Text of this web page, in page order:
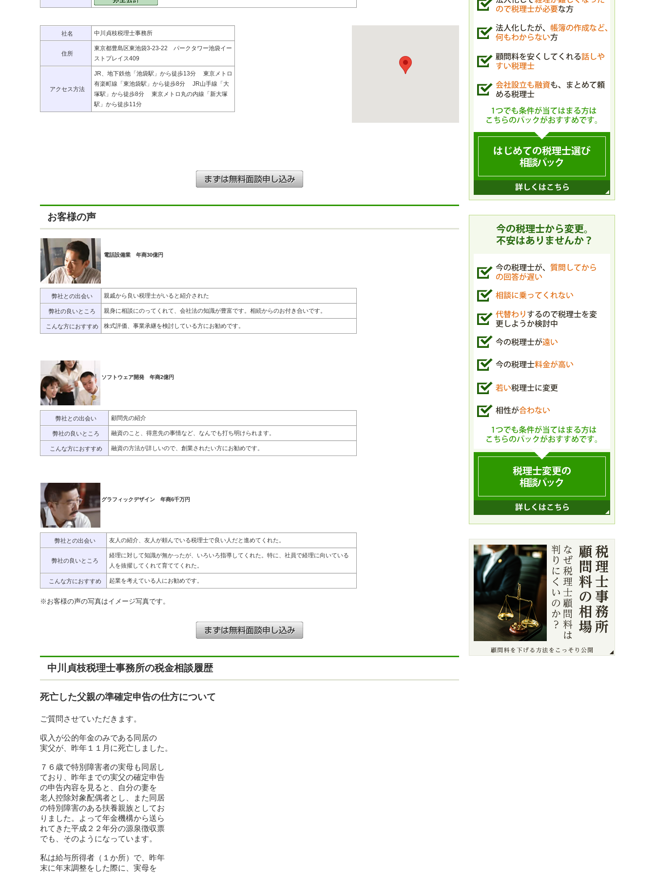
社名 中川貞枝税理士事務所
住所
東京都豊島区東池袋3-23-22 パークタワー池袋イー
ストプレイス409
アクセス方法
JR、地下鉄他「池袋駅」から徒歩13分 東京メトロ
有楽町線「東池袋駅」から徒歩8分 JR山手線「大
塚駅」から徒歩8分 東京メトロ丸の内線「新大塚
駅」から徒歩11分
お客様の声
電話設備業 年商30億円
弊社との出会い 親戚から良い税理士がいると紹介された
弊社の良いところ 親身に相談にのってくれて、会社法の知識が豊富です。相続からのお付き合いです。
こんな方におすすめ 株式評価、事業承継を検討している方にお勧めです。
ソフトウェア開発 年商2億円
弊社との出会い 顧問先の紹介
弊社の良いところ 融資のこと、得意先の事情など、なんでも打ち明けられます。
こんな方におすすめ 融資の方法が詳しいので、創業されたい方にお勧めです。
グラフィックデザイン 年商6千万円
弊社との出会い 友人の紹介、友人が頼んでいる税理士で良い人だと進めてくれた。
弊社の良いところ
経理に対して知識が無かったが、いろいろ指導してくれた。特に、社員で経理に向いている
人を抜擢してくれて育ててくれた。
こんな方におすすめ 起業を考えている人にお勧めです。
※お客様の声の写真はイメージ写真です。
中川貞枝税理士事務所の税金相談履歴
死亡した父親の準確定申告の仕方について
ご質問させていただきます。
収入が公的年金のみである同居の
実父が、昨年１１月に死亡しました。
７６歳で特別障害者の実母も同居し
ており、昨年までの実父の確定申告
の申告内容を見ると、自分の妻を
老人控除対象配偶者とし、また同居
の特別障害のある扶養親族としてお
りました。よって年金機構から送ら
れてきた平成２２年分の源泉徴収票
でも、そのようになっています。
私は給与所得者（１か所）で、昨年
末に年末調整をした際に、実母を